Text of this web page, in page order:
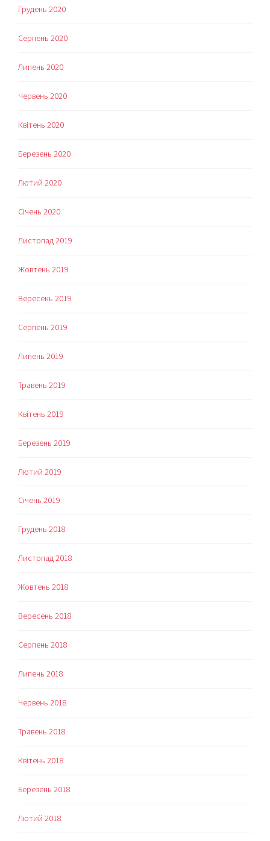
Грудень 2020
Серпень 2020
Липень 2020
Червень 2020
Квітень 2020
Березень 2020
Лютий 2020
Січень 2020
Листопад 2019
Жовтень 2019
Вересень 2019
Серпень 2019
Липень 2019
Травень 2019
Квітень 2019
Березень 2019
Лютий 2019
Січень 2019
Грудень 2018
Листопад 2018
Жовтень 2018
Вересень 2018
Серпень 2018
Липень 2018
Червень 2018
Травень 2018
Квітень 2018
Березень 2018
Лютий 2018